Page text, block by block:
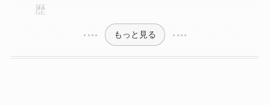
歴
もっと見る